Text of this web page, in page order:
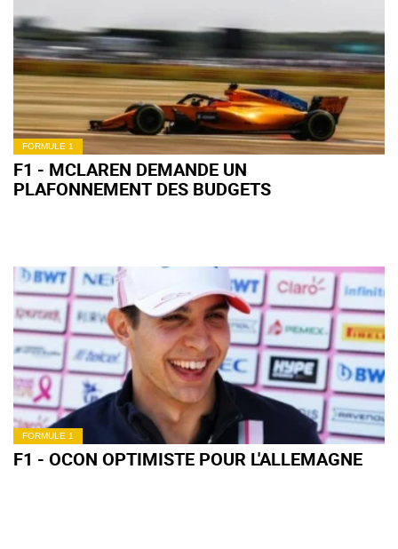
FORMULE 1
F1 - MCLAREN DEMANDE UN
PLAFONNEMENT DES BUDGETS
FORMULE 1
F1 - OCON OPTIMISTE POUR L'ALLEMAGNE